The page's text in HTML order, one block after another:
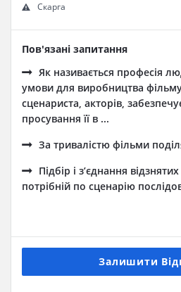
Скарга
Пов'язані запитання
Як називається професія
умови для виробництва
сценариста, акторів,
просування її в ...
За тривалістю фільми
Підбір і з’єднання
потрібній по сценарію
Залишити